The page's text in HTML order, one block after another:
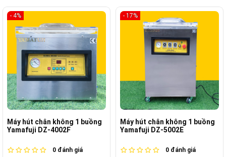
- 4%
Máy hút chân không 1 buồng
Yamafuji DZ-4002F
0 đánh giá
- 17%
Máy hút chân không 1 buồng
Yamafuji DZ-5002E
0 đánh giá